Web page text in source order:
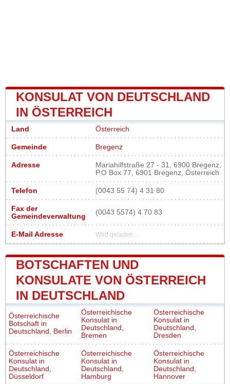
KONSULAT VON DEUTSCHLAND
IN ÖSTERREICH
Land Österreich
Gemeinde Bregenz
Adresse
Mariahilfstraße 27 - 31, 6900 Bregenz,
P.O Box 77, 6901 Bregenz, Österreich
Telefon (0043 55 74) 4 31 80
Fax der
Gemeindeverwaltung
(0043 5574) 4 70 83
E-Mail Adresse Wird geladen...
BOTSCHAFTEN UND
KONSULATE VON ÖSTERREICH
IN DEUTSCHLAND
Österreichische
Botschaft in
Deutschland, Berlin
Österreichische
Konsulat in
Deutschland,
Bremen
Österreichische
Konsulat in
Deutschland,
Dresden
Österreichische
Konsulat in
Deutschland,
Düsseldorf
Österreichische
Konsulat in
Deutschland,
Hamburg
Österreichische
Konsulat in
Deutschland,
Hannover